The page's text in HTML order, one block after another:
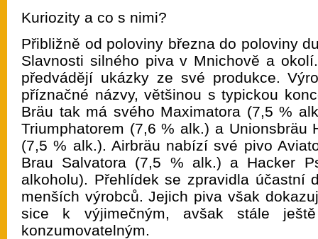
Kuriozity a co s nimi?
Přibližně od poloviny března do poloviny
Slavnosti silného piva v Mnichově a
předvádějí ukázky ze své produkce.
příznačné názvy, většinou s typickou
Bräu tak má svého Maximatora (7,5 %
Triumphatorem (7,6 % alk.) a Unionsbräu
(7,5 % alk.). Airbräu nabízí své pivo
Brau Salvatora (7,5 % alk.) a Hacker
alkoholu). Přehlídek se zpravidla účastní
menších výrobců. Jejich piva však
sice k výjimečným, avšak stále
konzumovatelným.